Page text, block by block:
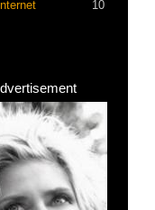
Internet 10